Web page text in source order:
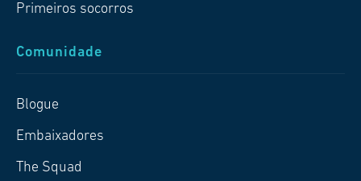
Primeiros socorros
Comunidade
Blogue
Embaixadores
The Squad